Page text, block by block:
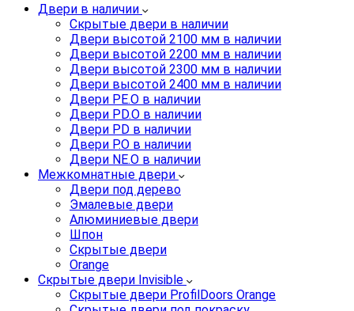
Двери в наличии
Скрытые двери в наличии
Двери высотой 2100 мм в наличии
Двери высотой 2200 мм в наличии
Двери высотой 2300 мм в наличии
Двери высотой 2400 мм в наличии
Двери PE.O в наличии
Двери PD.O в наличии
Двери PD в наличии
Двери P.O в наличии
Двери NE.O в наличии
Межкомнатные двери
Двери под дерево
Эмалевые двери
Алюминиевые двери
Шпон
Скрытые двери
Orange
Скрытые двери Invisible
Скрытые двери ProfilDoors Orange